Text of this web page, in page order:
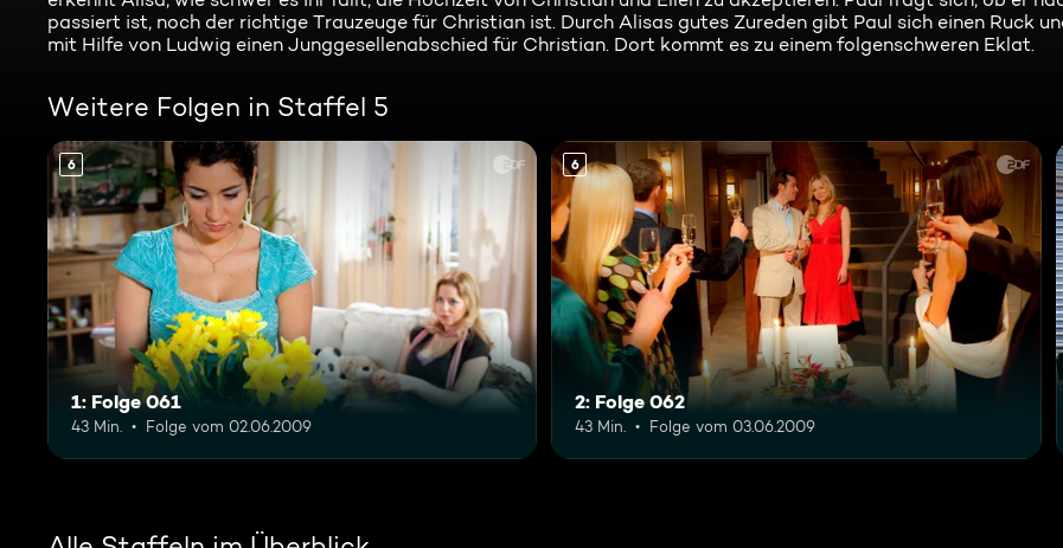
passiert ist, noch der richtige Trauzeuge für Christian ist. Durch Alisas gutes Zureden gibt Paul sich einen Ruck
mit Hilfe von Ludwig einen Junggesellenabschied für Christian. Dort kommt es zu einem folgenschweren Eklat.
Weitere Folgen in Staffel 5
6
1: Folge 061
43 Min. Folge vom 02.06.2009
6
2: Folge 062
43 Min. Folge vom 03.06.2009